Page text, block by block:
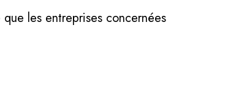
les entreprises concernées